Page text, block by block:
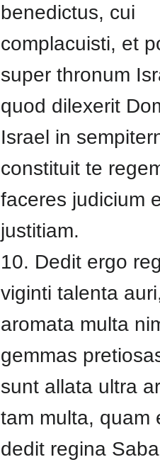
benedictus, cui
complacuisti, et
super thronum
quod dilexerit
Israel in
constituit te
faceres judicium
justitiam.
10. Dedit ergo
viginti talenta
aromata multa
gemmas
sunt allata ultra
tam multa,
dedit regina